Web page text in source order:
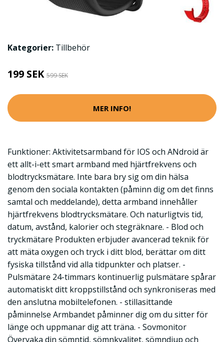
Kategorier: Tillbehör
199 SEK 599 SEK
MER INFO!
Funktioner: Aktivitetsarmband för IOS och ANdroid är
ett allt-i-ett smart armband med hjärtfrekvens och
blodtrycksmätare. Inte bara bry sig om din hälsa
genom den sociala kontakten (påminn dig om det finns
samtal och meddelande), detta armband innehåller
hjärtfrekvens blodtrycksmätare. Och naturligtvis tid,
datum, avstånd, kalorier och stegräknare. - Blod och
tryckmätare Produkten erbjuder avancerad teknik för
att mäta oxygen och tryck i ditt blod, berättar om ditt
fysiska tillstånd vid alla tidpunkter och platser. -
Pulsmätare 24-timmars kontinuerlig pulsmätare spårar
automatiskt ditt kroppstillstånd och synkroniseras med
den anslutna mobiltelefonen. - stillasittande
påminnelse Armbandet påminner dig om du sitter för
länge och uppmanar dig att träna. - Sovmonitor
Övervaka din sömntid, sömnkvalitet, sömndjup och